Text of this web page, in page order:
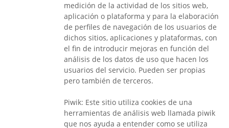
medición de la actividad de los sitios web,
aplicación o plataforma y para la elaboración
de perfiles de navegación de los usuarios de
dichos sitios, aplicaciones y plataformas, con
el fin de introducir mejoras en función del
análisis de los datos de uso que hacen los
usuarios del servicio. Pueden ser propias
pero también de terceros.
Piwik: Este sitio utiliza cookies de una
herramientas de análisis web llamada piwik
que nos ayuda a entender como se utiliza